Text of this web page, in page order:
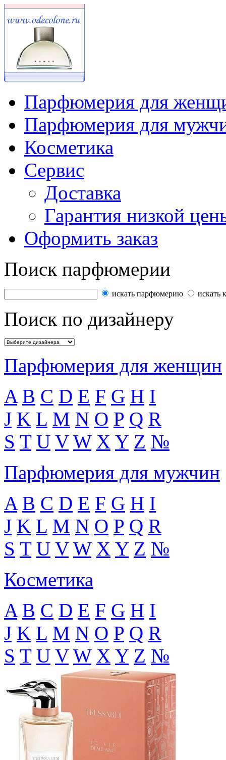
Парфюмерия для
Парфюмерия для
Косметика
Сервис
Доставка
Гарантия низкой
Оформить заказ
Поиск парфюмерии
искать парфюмерию искать
Поиск по дизайнеру
Парфюмерия для женщин
A B C D E F G H I
J K L M N O P Q R
S T U V W X Y Z №
Парфюмерия для мужчин
A B C D E F G H I
J K L M N O P Q R
S T U V W X Y Z №
Косметика
A B C D E F G H I
J K L M N O P Q R
S T U V W X Y Z №